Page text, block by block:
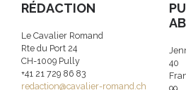
RÉDACTION
Le Cavalier Romand
Rte du Port 24
CH-1009 Pully
+41 21 729 86 83
redaction@cavalier-romand.ch
40